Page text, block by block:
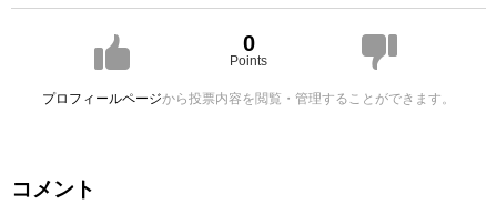
0
Points
プロフィールページから投票内容を閲覧・管理することができます。
コメント